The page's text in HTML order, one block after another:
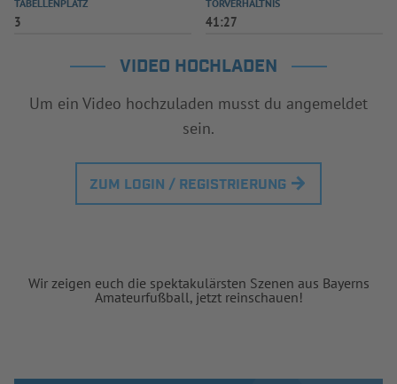
TABELLENPLATZ
3
TORVERHÄLTNIS
41:27
VIDEO HOCHLADEN
Um ein Video hochzuladen musst du angemeldet
sein.
ZUM LOGIN / REGISTRIERUNG
Wir zeigen euch die spektakulärsten Szenen aus Bayerns
Amateurfußball, jetzt reinschauen!